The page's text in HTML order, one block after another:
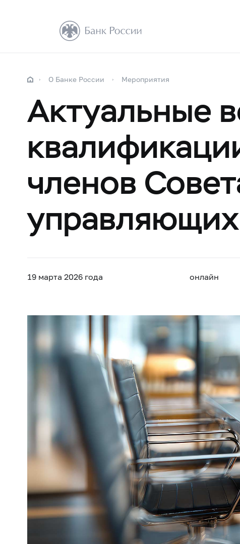
О Банке России Мероприятия
Актуальные
членов
19 марта 2026 года онлайн